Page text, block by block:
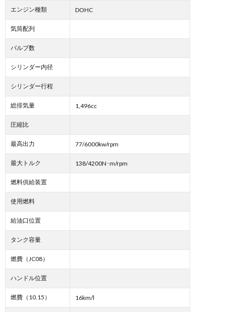
エンジン種類 DOHC
気筒配列
バルブ数
シリンダー内径
シリンダー行程
総排気量 1,496cc
圧縮比
最高出力 77/6000kw/rpm
最大トルク 138/4200N･m/rpm
燃料供給装置
使用燃料
給油口位置
タンク容量
燃費（JC08）
ハンドル位置
燃費（10.15） 16km/l